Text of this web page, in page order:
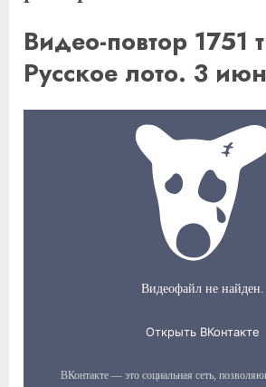
Видео-повтор 1751
Русское лото. 3